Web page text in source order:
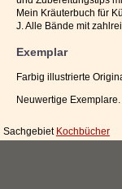
Mein Kräuterbuch für
J. Alle Bände mit
Exemplar
Farbig illustrierte
Neuwertige Exemplare.
Sachgebiet Kochbücher